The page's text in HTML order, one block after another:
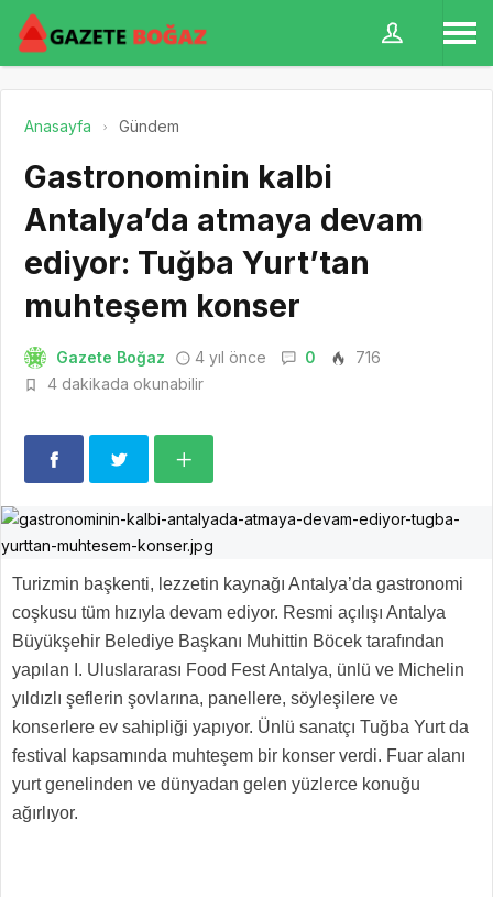
Anasayfa Gündem
Gastronominin kalbi
Antalya’da atmaya devam
ediyor: Tuğba Yurt’tan
muhteşem konser
Gazete Boğaz 4 yıl önce 0
716
4 dakikada okunabilir
Turizmin başkenti, lezzetin kaynağı Antalya’da gastronomi
coşkusu tüm hızıyla devam ediyor. Resmi açılışı Antalya
Büyükşehir Belediye Başkanı Muhittin Böcek tarafından
yapılan I. Uluslararası Food Fest Antalya, ünlü ve Michelin
yıldızlı şeflerin şovlarına, panellere, söyleşilere ve
konserlere ev sahipliği yapıyor. Ünlü sanatçı Tuğba Yurt da
festival kapsamında muhteşem bir konser verdi. Fuar alanı
yurt genelinden ve dünyadan gelen yüzlerce konuğu
ağırlıyor.